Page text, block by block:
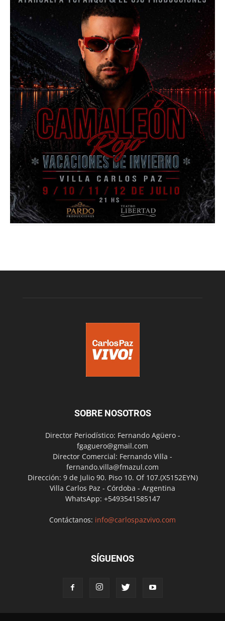
SOBRE NOSOTROS
Director Periodístico: Fernando Agüero -
fgaguero@gmail.com
Director Comercial: Fernando Villa -
fernando.villa@fmazul.com
Dirección: 9 de Julio 90. Piso 10. Of 107.(X5152EYN)
Villa Carlos Paz - Córdoba - Argentina
WhatsApp: +5493541585147
Contáctanos: info@carlospazvivo.com
SÍGUENOS